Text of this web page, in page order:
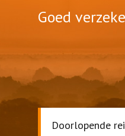
Goed
Doorlopende